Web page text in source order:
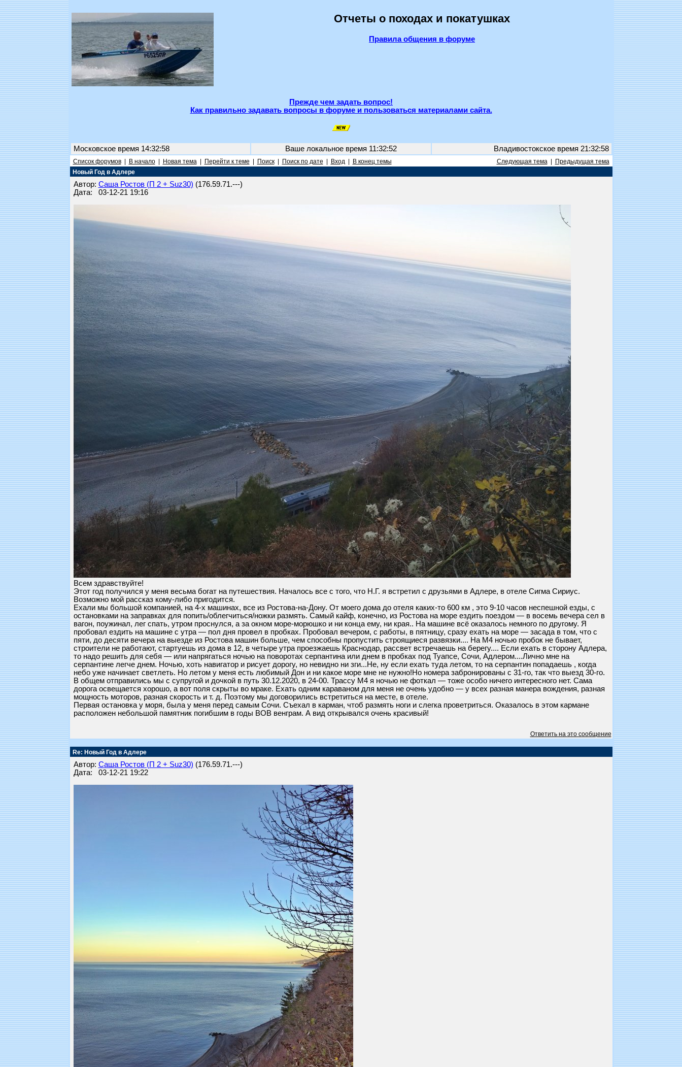
Отчеты о походах и покатушках
Правила общения в форуме
Прежде чем задать вопрос!
Как правильно задавать вопросы в форуме и пользоваться материалами сайта.
Московское время 14:32:58 Ваше локальное время 11:32:52 Владивостокское время 21:32:58
Список форумов| В начало| Новая тема| Перейти к теме Поиск| Поиск по дате Вход| В конец темы Следующая тема|
Предыдущая тема
Новый Год в Адлере
Автор: Саша Ростов (П 2 + Suz30) (176.59.71.---)
Дата: 03-12-21 19:16
Всем здравствуйте!
Этот год получился у меня весьма богат на путешествия. Началось все с того, что Н.Г. я встретил с друзьями в Адлере, в отеле Сигма Сириус.
Возможно мой рассказ кому-либо пригодится.
Ехали мы большой компанией, на 4-х машинах, все из Ростова-на-Дону. От моего дома до отеля каких-то 600 км , это 9-10 часов неспешной езды, с
остановками на заправках для попить/облегчиться/ножки размять. Самый кайф, конечно, из Ростова на море ездить поездом — в восемь вечера сел в
вагон, поужинал, лег спать, утром проснулся, а за окном море-морюшко и ни конца ему, ни края.. На машине всё оказалось немного по другому. Я
пробовал ездить на машине с утра — пол дня провел в пробках. Пробовал вечером, с работы, в пятницу, сразу ехать на море — засада в том, что с
пяти, до десяти вечера на выезде из Ростова машин больше, чем способны пропустить строящиеся развязки.... На М4 ночью пробок не бывает,
строители не работают, стартуешь из дома в 12, в четыре утра проезжаешь Краснодар, рассвет встречаешь на берегу.... Если ехать в сторону Адлера,
то надо решить для себя — или напрягаться ночью на поворотах серпантина или днем в пробках под Туапсе, Сочи, Адлером....Лично мне на
серпантине легче днем. Ночью, хоть навигатор и рисует дорогу, но невидно ни зги...Не, ну если ехать туда летом, то на серпантин попадаешь , когда
небо уже начинает светлеть. Но летом у меня есть любимый Дон и ни какое море мне не нужно!Но номера забронированы с 31-го, так что выезд 30-го.
В общем отправились мы с супругой и дочкой в путь 30.12.2020, в 24-00. Трассу М4 я ночью не фоткал — тоже особо ничего интересного нет. Сама
дорога освещается хорошо, а вот поля скрыты во мраке. Ехать одним караваном для меня не очень удобно — у всех разная манера вождения, разная
мощность моторов, разная скорость и т. д. Поэтому мы договорились встретиться на месте, в отеле.
Первая остановка у моря, была у меня перед самым Сочи. Съехал в карман, чтоб размять ноги и слегка проветриться. Оказалось в этом кармане
расположен небольшой памятник погибшим в годы ВОВ венграм. А вид открывался очень красивый!
Ответить на это сообщение
Re: Новый Год в Адлере
Автор: Саша Ростов (П 2 + Suz30) (176.59.71.---)
Дата: 03-12-21 19:22